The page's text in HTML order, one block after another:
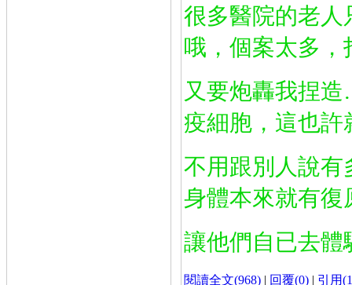
很多醫院的老人
哦，個案太多，
又要炮轟我捏
疫細胞，這也許
不用跟別人說有
身體本來就有復
讓他們自已去
閱讀全文(968)| 回覆(0)| 引用